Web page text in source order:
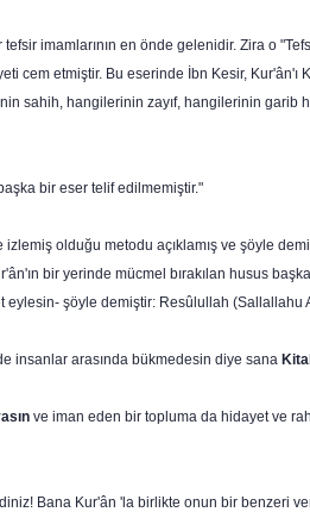
imamlarının en önde gelenidir. Zira o
cem etmiştir. Bu eserinde İbn Kesir,
sahih, hangilerinin zayıf, hangilerinin
bir eser telif edilmemiştir."
olduğu metodu açıklamış ve şöyle
bir yerinde mücmel bırakılan husus
eylesin- şöyle demiştir: Resûlullah
insanlar arasında bükmedesin diye sana
ve iman eden bir topluma da hidayet ve
Bana Kur'ân 'la birlikte onun bir benzeri